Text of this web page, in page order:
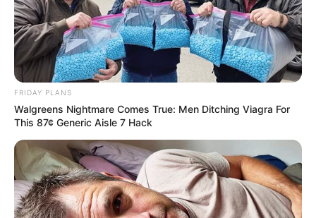
FRIDAY PLANS
Walgreens Nightmare Comes True: Men Ditching Viagra For
This 87¢ Generic Aisle 7 Hack